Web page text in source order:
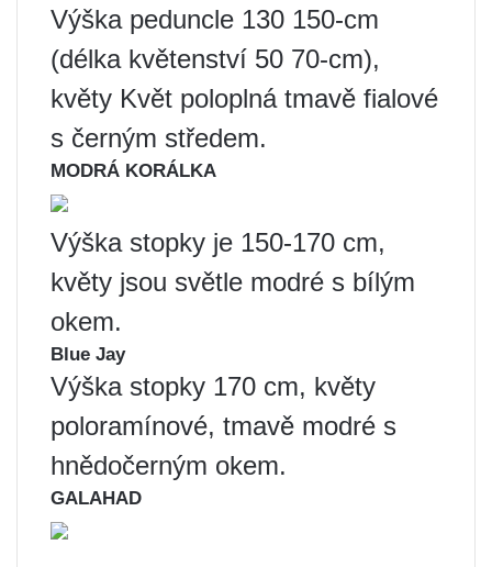
Výška peduncle 130 150-cm
(délka květenství 50 70-cm),
květy Květ poloplná tmavě fialové
s černým středem.
MODRÁ KORÁLKA
Výška stopky je 150-170 cm,
květy jsou světle modré s bílým
okem.
Blue Jay
Výška stopky 170 cm, květy
poloramínové, tmavě modré s
hnědočerným okem.
GALAHAD